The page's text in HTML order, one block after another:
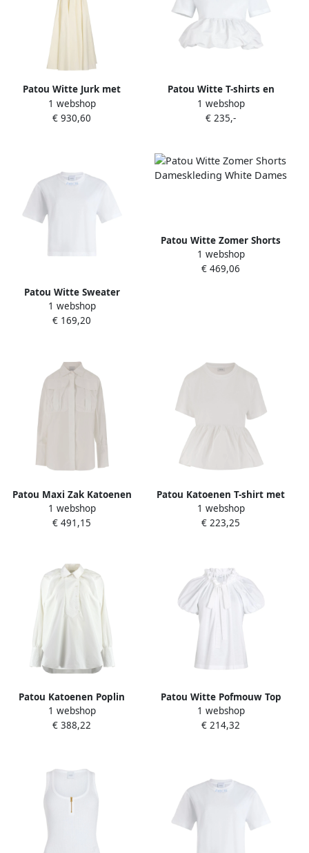
Patou Witte Jurk met
Sweetheart Neck White
Dames
1 webshop
€ 930,60
Patou Witte T-shirts en
Polos White Dames
1 webshop
€ 235,-
Patou Witte Sweater
Collectie White Dames
1 webshop
€ 169,20
Patou Witte Zomer Shorts
Dameskleding White Dames
1 webshop
€ 469,06
Patou Maxi Zak Katoenen
Overhemd White Dames
1 webshop
€ 491,15
Patou Katoenen T-shirt met
Volant White Dames
1 webshop
€ 223,25
Patou Katoenen Poplin
Blouse met Zijsplitten
White Dames
1 webshop
€ 388,22
Patou Witte Pofmouw Top
White Dames
1 webshop
€ 214,32